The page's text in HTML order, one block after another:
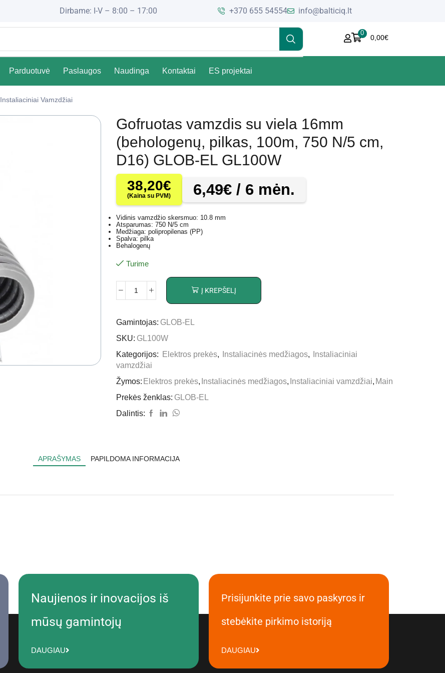
Dirbame: I-V – 8:00 – 17:00 +370 655 54554 info@balticiq.lt
0
0,00€
Parduotuvė Paslaugos Naudinga Kontaktai ES projektai
Instaliaciniai Vamzdžiai
Gofruotas vamzdis su viela 16mm
(behologenų, pilkas, 100m, 750 N/5 cm,
D16) GLOB-EL GL100W
38,20€
(Kaina su PVM) 6,49€ / 6 mėn.
Vidinis vamzdžio skersmuo: 10.8 mm
Atsparumas: 750 N/5 cm
Medžiaga: polipropilenas (PP)
Spalva: pilka
Behalogenų
Turime
Į KREPŠELĮ
Gamintojas: GLOB-EL
SKU: GL100W
Kategorijos:
Elektros prekės, Instaliacinės medžiagos,
Instaliaciniai
vamzdžiai
Žymos: Elektros prekės, Instaliacinės medžiagos, Instaliaciniai vamzdžiai, Main
Prekės ženklas: GLOB-EL
Dalintis:
APRAŠYMAS PAPILDOMA INFORMACIJA
Naujienos ir inovacijos iš
mūsų gamintojų
DAUGIAU
Prisijunkite prie savo paskyros ir
stebėkite pirkimo istoriją
DAUGIAU